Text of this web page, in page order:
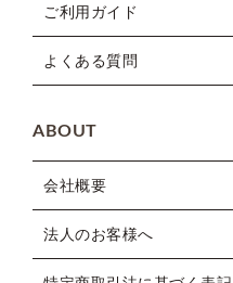
ご利用ガイド
よくある質問
ABOUT
会社概要
法人のお客様へ